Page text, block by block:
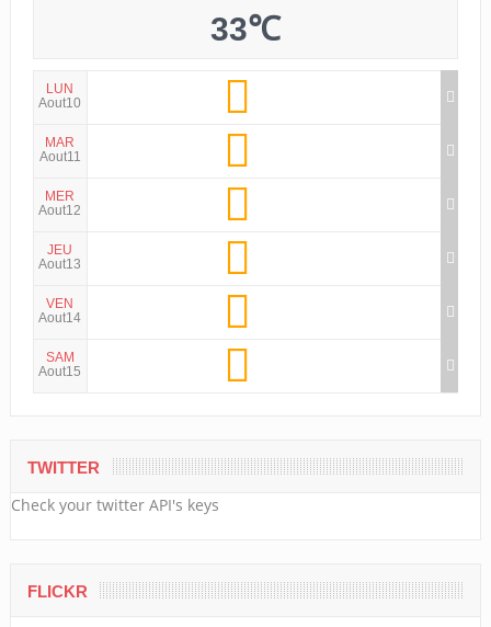
33℃
LUN
Aout10
MAR
Aout11
MER
Aout12
JEU
Aout13
VEN
Aout14
SAM
Aout15
TWITTER
Check your twitter API's keys
FLICKR